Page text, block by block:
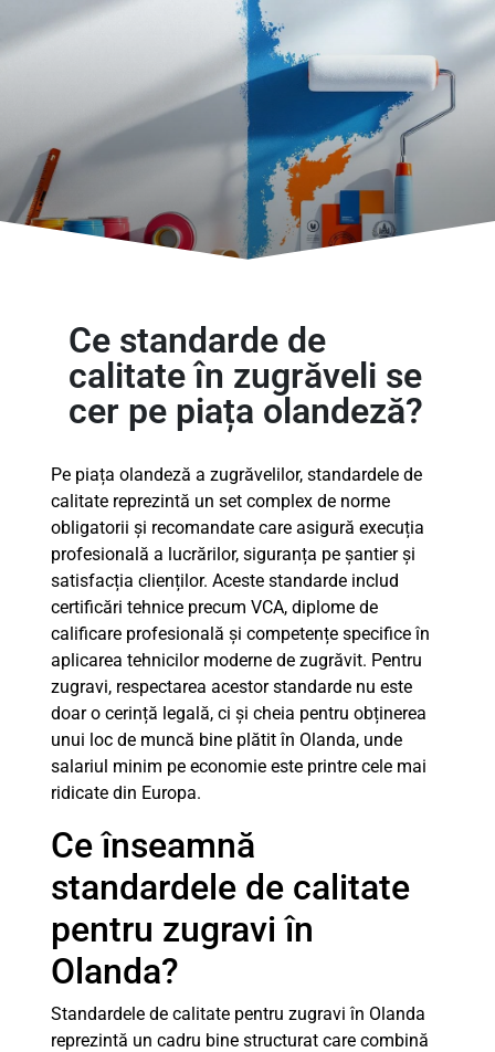
Ce standarde de
calitate în zugrăveli se
cer pe piața olandeză?
Pe piața olandeză a zugrăvelilor, standardele de
calitate reprezintă un set complex de norme
obligatorii și recomandate care asigură execuția
profesională a lucrărilor, siguranța pe șantier și
satisfacția clienților. Aceste standarde includ
certificări tehnice precum VCA, diplome de
calificare profesională și competențe specifice în
aplicarea tehnicilor moderne de zugrăvit. Pentru
zugravi, respectarea acestor standarde nu este
doar o cerință legală, ci și cheia pentru obținerea
unui loc de muncă bine plătit în Olanda, unde
salariul minim pe economie este printre cele mai
ridicate din Europa.
Ce înseamnă
standardele de calitate
pentru zugravi în
Olanda?
Standardele de calitate pentru zugravi în Olanda
reprezintă un cadru bine structurat care combină